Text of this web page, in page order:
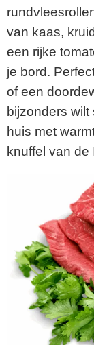
van kaas,
een rijke
je bord.
of een
bijzonders
huis met
knuffel van